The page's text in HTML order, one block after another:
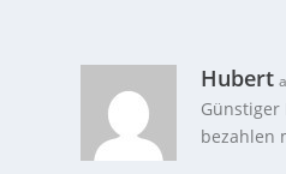
Hubert
Günstiger
bezahlen